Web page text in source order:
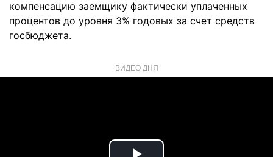
компенсацию заемщику фактически уплаченных
процентов до уровня 3% годовых за счет средств
госбюджета.
ВИДЕО ДНЯ